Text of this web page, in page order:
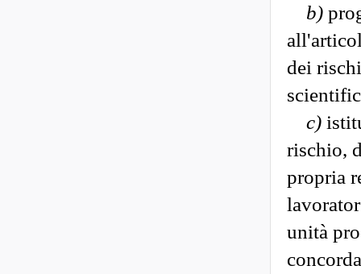
b)
dei
c)
rischio,
propria
unità